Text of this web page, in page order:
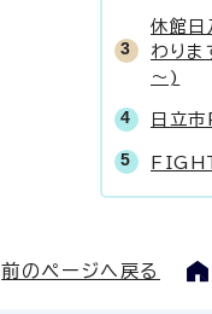
休館日
わり
～)
日立
前のページへ戻る